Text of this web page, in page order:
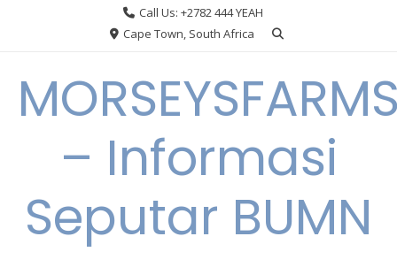
Call Us: +2782 444 YEAH
Cape Town, South Africa
– Informasi
Seputar BUMN